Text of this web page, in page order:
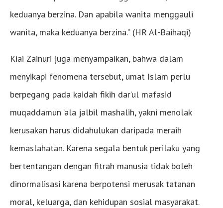
keduanya berzina. Dan apabila wanita menggauli
wanita, maka keduanya berzina.” (HR Al-Baihaqi)
Kiai Zainuri juga menyampaikan, bahwa dalam
menyikapi fenomena tersebut, umat Islam perlu
berpegang pada kaidah fikih dar’ul mafasid
muqaddamun ‘ala jalbil mashalih, yakni menolak
kerusakan harus didahulukan daripada meraih
kemaslahatan. Karena segala bentuk perilaku yang
bertentangan dengan fitrah manusia tidak boleh
dinormalisasi karena berpotensi merusak tatanan
moral, keluarga, dan kehidupan sosial masyarakat.